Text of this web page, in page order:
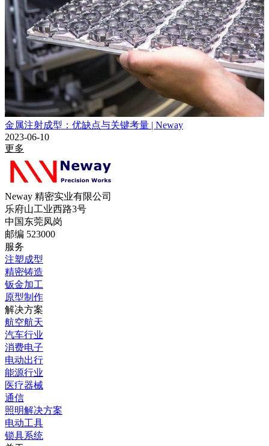
金属注射成型：优缺点与关键考量 | Neway
2023-06-10
更多
Neway 精密实业有限公司
乐府山工业西路3号
中国东莞凤岗
邮编 523000
服务
注塑成型
精密铸造
钣金加工
原型制作
解决方案
航空航天
汽车行业
消费电子
电动出行
能源行业
医疗器械
通信
照明解决方案
电动工具
锁具系统